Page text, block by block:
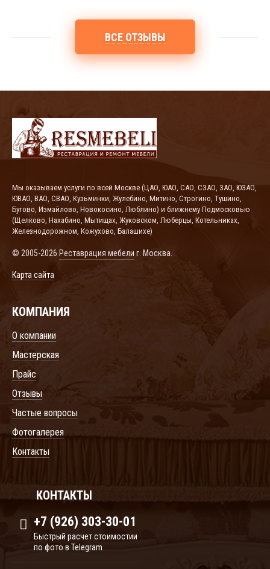
ВСЕ ОТЗЫВЫ
Мы оказываем услуги по всей Москве (ЦАО, ЮАО, САО, СЗАО, ЗАО, ЮЗАО,
ЮВАО, ВАО, СВАО, Кузьминки, Жулебино, Митино, Строгино, Тушино,
Бутово, Измайлово, Новокосино, Люблино) и ближнему Подмосковью
(Щелково, Нахабино, Мытищах, Жуковском, Люберцы, Котельниках,
Железнодорожном, Кожухово, Балашихе)
© 2005-2026 Реставрация мебели г. Москва.
Карта сайта
КОМПАНИЯ
О компании
Мастерская
Прайс
Отзывы
Частые вопросы
Фотогалерея
Контакты
КОНТАКТЫ
+7 (926) 303-30-01
Быстрый расчет стоимостии
по фото в Telegram